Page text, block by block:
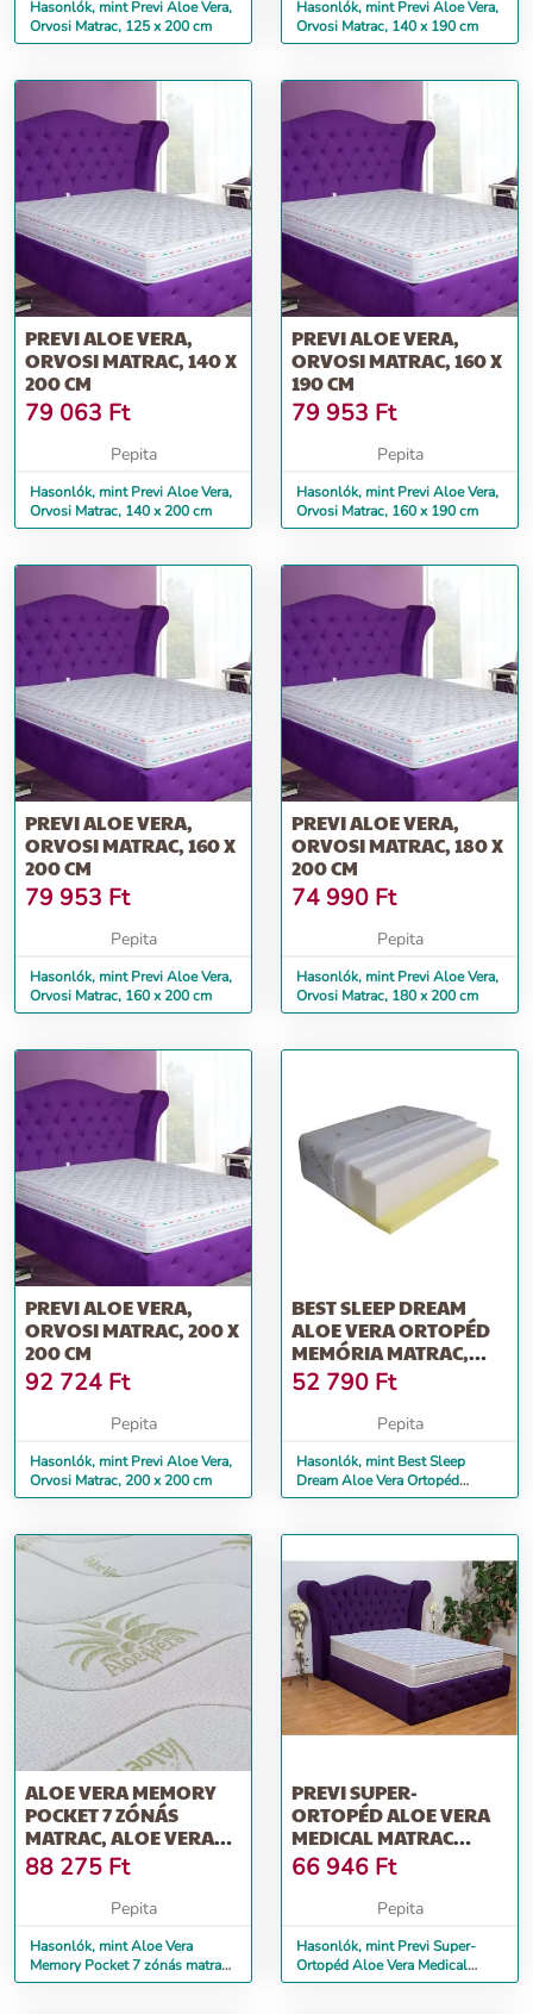
Hasonlók, mint Previ Aloe Vera,
Orvosi Matrac, 125 x 200 cm
Hasonlók, mint Previ Aloe Vera,
Orvosi Matrac, 140 x 190 cm
PREVI ALOE VERA,
ORVOSI MATRAC, 140 X
200 CM
79 063 Ft
Pepita
Hasonlók, mint Previ Aloe Vera,
Orvosi Matrac, 140 x 200 cm
PREVI ALOE VERA,
ORVOSI MATRAC, 160 X
190 CM
79 953 Ft
Pepita
Hasonlók, mint Previ Aloe Vera,
Orvosi Matrac, 160 x 190 cm
PREVI ALOE VERA,
ORVOSI MATRAC, 160 X
200 CM
79 953 Ft
Pepita
Hasonlók, mint Previ Aloe Vera,
Orvosi Matrac, 160 x 200 cm
PREVI ALOE VERA,
ORVOSI MATRAC, 180 X
200 CM
74 990 Ft
Pepita
Hasonlók, mint Previ Aloe Vera,
Orvosi Matrac, 180 x 200 cm
PREVI ALOE VERA,
ORVOSI MATRAC, 200 X
200 CM
92 724 Ft
Pepita
Hasonlók, mint Previ Aloe Vera,
Orvosi Matrac, 200 x 200 cm
BEST SLEEP DREAM
ALOE VERA ORTOPÉD
MEMÓRIA MATRAC,
ALOE VERA TERÁ...
52 790 Ft
Pepita
Hasonlók, mint Best Sleep
Dream Aloe Vera Ortopéd
Memória Matrac, aloe vera terá...
ALOE VERA MEMORY
POCKET 7 ZÓNÁS
MATRAC, ALOE VERA
HUZAT, SUPER OR...
88 275 Ft
Pepita
Hasonlók, mint Aloe Vera
Memory Pocket 7 zónás matrac,
Aloe Vera huzat, Super Or...
PREVI SUPER-
ORTOPÉD ALOE VERA
MEDICAL MATRAC
HATÁSÚ ANYAG,
ANTIBA...
66 946 Ft
Pepita
Hasonlók, mint Previ Super-
Ortopéd Aloe Vera Medical
Matrac hatású anyag, antiba...